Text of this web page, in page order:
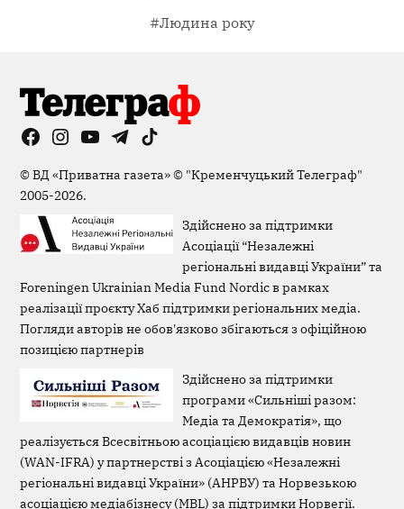
#Людина року
FacebookInstagram
YouTubeTelegramTikTok
©ВД «Приватна газета»© "Кременчуцький Телеграф"
2005-2026.
Здійснено за підтримки
Асоціації “Незалежні
регіональні видавці України” та
Foreningen Ukrainian Media Fund Nordic в рамках
реалізації проєкту Хаб підтримки регіональних медіа.
Погляди авторів не обов'язково збігаються з офіційною
позицією партнерів
Здійснено за підтримки
програми «Сильніші разом:
Медіа та Демократія», що
реалізується Всесвітньою асоціацією видавців новин
(WAN-IFRA) у партнерстві з Асоціацією «Незалежні
регіональні видавці України» (АНРВУ) та Норвезькою
асоціацією медіабізнесу (MBL) за підтримки Норвегії.